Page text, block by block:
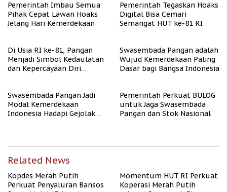
Pemerintah Imbau Semua
Pihak Cepat Lawan Hoaks
Jelang Hari Kemerdekaan
Pemerintah Tegaskan Hoaks
Digital Bisa Cemari
Semangat HUT ke-81 RI
Di Usia RI ke-81, Pangan
Menjadi Simbol Kedaulatan
dan Kepercayaan Diri
Swasembada Pangan adalah
Wujud Kemerdekaan Paling
Dasar bagi Bangsa Indonesia
Swasembada Pangan Jadi
Modal Kemerdekaan
Indonesia Hadapi Gejolak
Pemerintah Perkuat BULOG
untuk Jaga Swasembada
Pangan dan Stok Nasional
Related News
Kopdes Merah Putih
Perkuat Penyaluran Bansos
Momentum HUT RI Perkuat
Koperasi Merah Putih